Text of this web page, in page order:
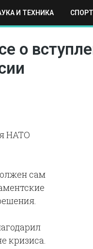
И ТЕХНИКА СПОРТ
МИР
о
НАТО
сам
кризиса.